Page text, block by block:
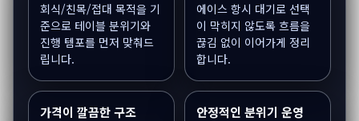
회식/친목/접대 목적을 기
준으로 테이블 분위기와
진행 템포를 먼저 맞춰드
립니다.
에이스 항시 대기로 선택
이 막히지 않도록 흐름을
끊김 없이 이어가게 정리
합니다.
가격이 깔끔한 구조 안정적인 분위기 운영